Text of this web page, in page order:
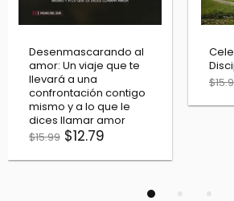
Invisibles - La iglesia
de Cristo no es la que
ves
$13.99 $11.19